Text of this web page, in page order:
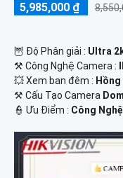
5,985,000 ₫
🦉 Độ Phân giải : Ultra
⚒ Công Nghệ Camera :
💥 Xem ban đêm :
⚒ Cấu Tạo Camera
️👮 Ưu Điểm : Công